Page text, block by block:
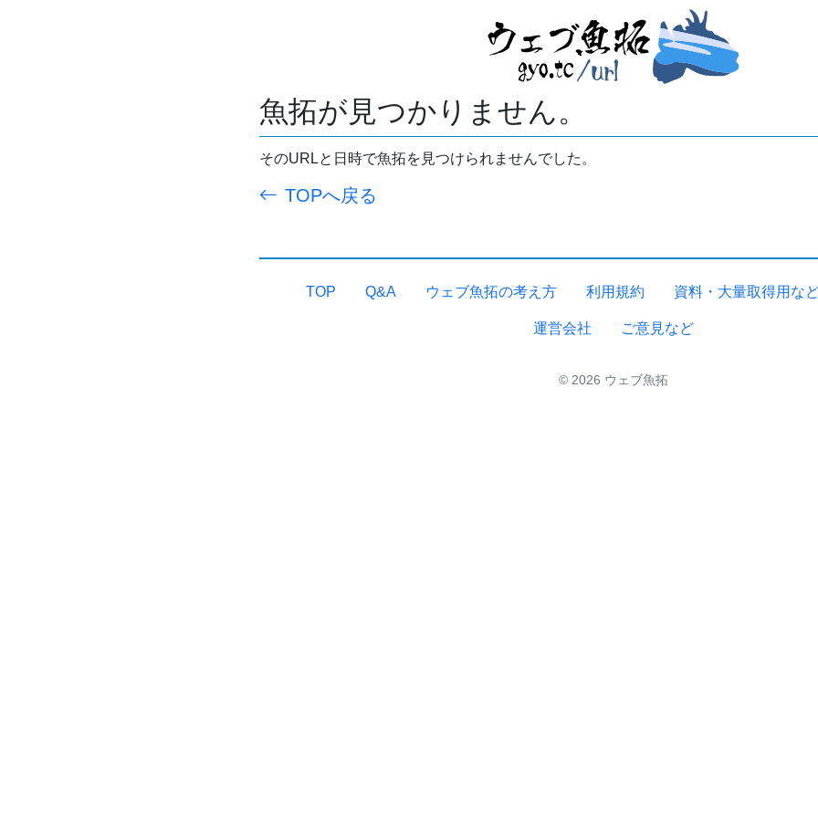
魚拓が見つかりません。
そのURLと日時で魚拓を見つけられませんでした。
TOPへ戻る
TOP Q&A ウェブ魚拓の考え方 利用規約 資料・大量取得用な
運営会社 ご意見など
© 2026 ウェブ魚拓